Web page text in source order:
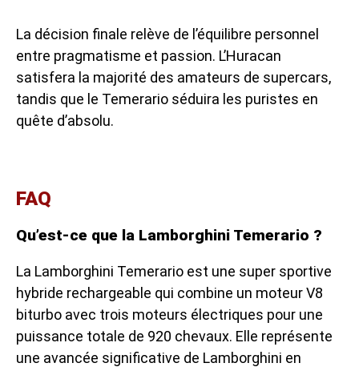
La décision finale relève de l’équilibre personnel
entre pragmatisme et passion. L’Huracan
satisfera la majorité des amateurs de supercars,
tandis que le Temerario séduira les puristes en
quête d’absolu.
FAQ
Qu’est-ce que la Lamborghini Temerario ?
La Lamborghini Temerario est une super sportive
hybride rechargeable qui combine un moteur V8
biturbo avec trois moteurs électriques pour une
puissance totale de 920 chevaux. Elle représente
une avancée significative de Lamborghini en